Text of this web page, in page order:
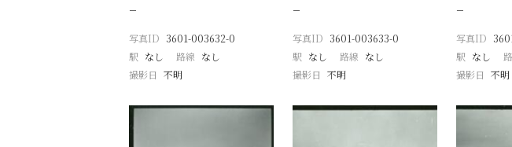
−
写真ID 3601-003632-0
駅 なし 路線 なし
撮影日 不明
−
写真ID 3601-003633-0
駅 なし 路線 なし
撮影日 不明
−
写真ID
駅 なし
撮影日 不明